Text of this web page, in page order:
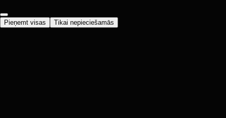
Pieņemt visas Tikai nepieciešamās